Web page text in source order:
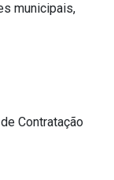
municipais,
Contratação